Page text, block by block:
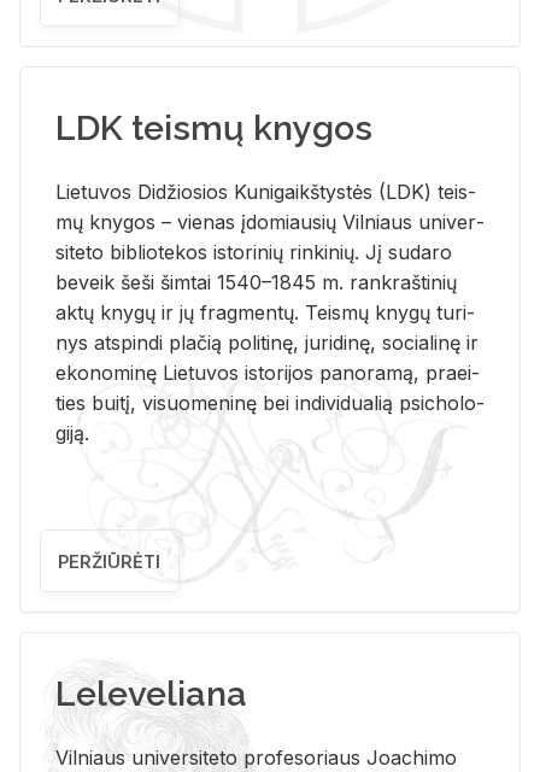
LDK teismų knygos
Lie­tu­vos Di­džio­sios Ku­ni­gaikš­tys­tės (LDK) teis­
mų kny­gos – vie­nas įdo­miau­sių Vil­niaus uni­ver­
si­te­to bi­b­lio­te­kos is­to­ri­nių rin­ki­nių. Jį su­da­ro
be­veik šeši šim­tai 1540–1845 m. rank­raš­ti­nių
aktų kny­gų ir jų frag­men­tų. Teis­mų kny­gų tu­ri­
nys at­spin­di pla­čią po­li­ti­nę, ju­ri­di­nę, so­cia­li­nę ir
eko­no­mi­nę Lie­tu­vos is­to­ri­jos pa­no­ra­mą, pra­ei­
ties bui­tį, vi­suo­me­ni­nę bei in­di­vi­dua­lią psi­cho­lo­
gi­ją.
PERŽIŪRĖTI
Leleveliana
Vil­niaus uni­ver­si­te­to pro­fe­so­riaus Jo­a­chi­mo